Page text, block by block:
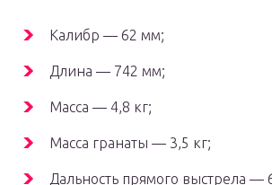
Калибр — 62 мм;
Длина — 742 мм;
Масса — 4,8 кг;
Масса гранаты — 3,5 кг;
Дальность прямого выстрела —